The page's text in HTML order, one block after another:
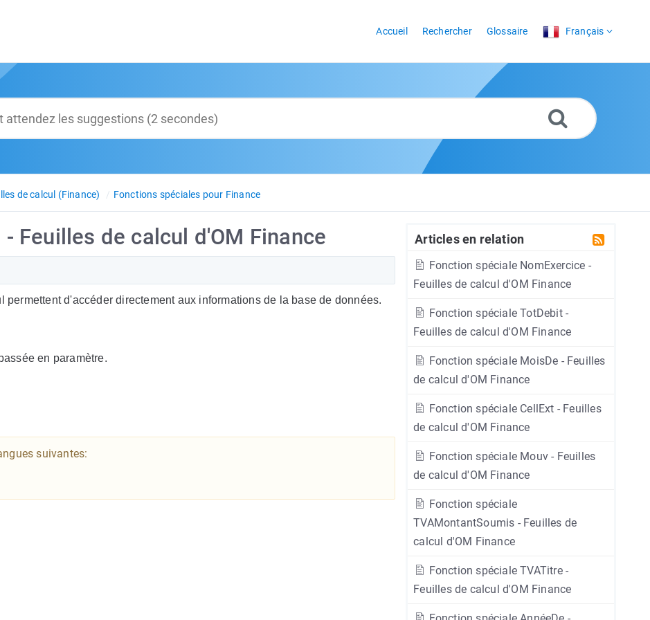
Accueil Rechercher Glossaire Français
de calcul (Finance) Fonctions spéciales pour Finance
Articles en relation
Fonction spéciale NomExercice -
Feuilles de calcul d'OM Finance
Fonction spéciale TotDebit -
Feuilles de calcul d'OM Finance
Fonction spéciale MoisDe - Feuilles
de calcul d'OM Finance
Fonction spéciale CellExt - Feuilles
de calcul d'OM Finance
Fonction spéciale Mouv - Feuilles
de calcul d'OM Finance
Fonction spéciale
TVAMontantSoumis - Feuilles de
calcul d'OM Finance
Fonction spéciale TVATitre -
Feuilles de calcul d'OM Finance
Feuilles de calcul d'OM Finance
d'accéder directement aux informations de la base de données.
en paramètre.
suivantes: